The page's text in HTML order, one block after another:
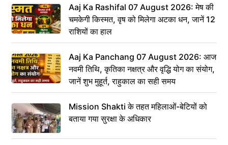
Aaj Ka Rashifal 07 August 2026: मेष की
चमकेगी किस्मत, वृष को मिलेगा अटका धन, जानें 12
राशियों का हाल
Aaj Ka Panchang 07 August 2026: आज
नवमी तिथि, कृतिका नक्षत्र और वृद्धि योग का संयोग,
जानें शुभ मुहूर्त, राहुकाल का सही समय
Mission Shakti के तहत महिलाओं-बेटियों को
बताया गया सुरक्षा के अधिकार